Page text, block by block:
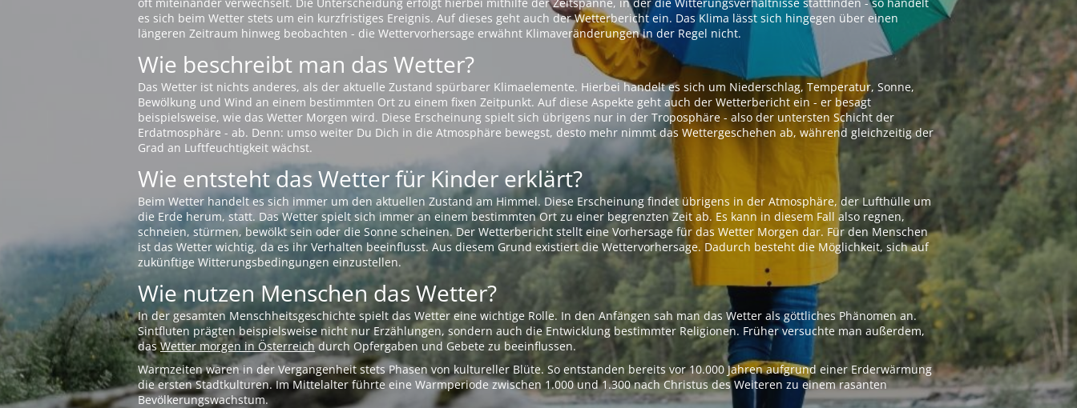
es sich beim Wetter stets um ein kurzfristiges Ereignis. Auf dieses geht auch der Wetterbericht ein. Das Klima lässt sich hingegen über einen
längeren Zeitraum hinweg beobachten - die Wettervorhersage erwähnt Klimaveränderungen in der Regel nicht.
Wie beschreibt man das Wetter?
Das Wetter ist nichts anderes, als der aktuelle Zustand spürbarer Klimaelemente. Hierbei handelt es sich um Niederschlag, Temperatur, Sonne,
Bewölkung und Wind an einem bestimmten Ort zu einem fixen Zeitpunkt. Auf diese Aspekte geht auch der Wetterbericht ein - er besagt
beispielsweise, wie das Wetter Morgen wird. Diese Erscheinung spielt sich übrigens nur in der Troposphäre - also der untersten Schicht der
Erdatmosphäre - ab. Denn: umso weiter Du Dich in die Atmosphäre bewegst, desto mehr nimmt das Wettergeschehen ab, während gleichzeitig der
Grad an Luftfeuchtigkeit wächst.
Wie entsteht das Wetter für Kinder erklärt?
Beim Wetter handelt es sich immer um den aktuellen Zustand am Himmel. Diese Erscheinung findet übrigens in der Atmosphäre, der Lufthülle um
die Erde herum, statt. Das Wetter spielt sich immer an einem bestimmten Ort zu einer begrenzten Zeit ab. Es kann in diesem Fall also regnen,
schneien, stürmen, bewölkt sein oder die Sonne scheinen. Der Wetterbericht stellt eine Vorhersage für das Wetter Morgen dar. Für den Menschen
ist das Wetter wichtig, da es ihr Verhalten beeinflusst. Aus diesem Grund existiert die Wettervorhersage. Dadurch besteht die Möglichkeit, sich auf
zukünftige Witterungsbedingungen einzustellen.
Wie nutzen Menschen das Wetter?
In der gesamten Menschheitsgeschichte spielt das Wetter eine wichtige Rolle. In den Anfängen sah man das Wetter als göttliches Phänomen an.
Sintfluten prägten beispielsweise nicht nur Erzählungen, sondern auch die Entwicklung bestimmter Religionen. Früher versuchte man außerdem,
dasWetter morgen in Österreichdurch Opfergaben und Gebete zu beeinflussen.
Warmzeiten waren in der Vergangenheit stets Phasen von kultureller Blüte. So entstanden bereits vor 10.000 Jahren aufgrund einer Erderwärmung
die ersten Stadtkulturen. Im Mittelalter führte eine Warmperiode zwischen 1.000 und 1.300 nach Christus des Weiteren zu einem rasanten
Bevölkerungswachstum.